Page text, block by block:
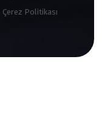
Çerez Politikası